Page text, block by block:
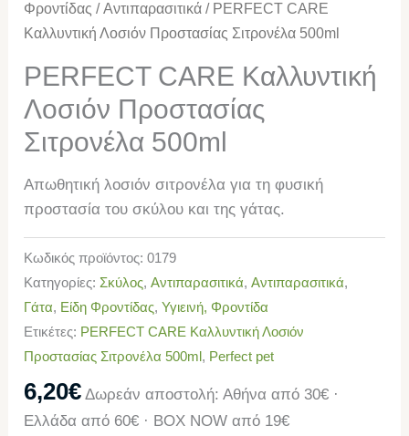
Φροντίδας /Αντιπαρασιτικά / PERFECT CARE
Καλλυντική Λοσιόν Προστασίας Σιτρονέλα 500ml
PERFECT CARE Καλλυντική
Λοσιόν Προστασίας
Σιτρονέλα 500ml
Απωθητική λοσιόν σιτρονέλα για τη φυσική
προστασία του σκύλου και της γάτας.
Κωδικός προϊόντος:0179
Κατηγορίες: Σκύλος,Αντιπαρασιτικά,Αντιπαρασιτικά,
Γάτα, Είδη Φροντίδας,Υγιεινή, Φροντίδα
Ετικέτες: PERFECT CARE Καλλυντική Λοσιόν
Προστασίας Σιτρονέλα 500ml, Perfect pet
6,20€ Δωρεάν αποστολή: Αθήνα από 30€ ·
Ελλάδα από 60€ · BOX NOW από 19€